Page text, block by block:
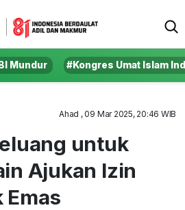
Mundur #Kongres Umat Islam
Ahad , 09 Mar 2025, 20:46 WIB
untuk
Ajukan Izin
Emas